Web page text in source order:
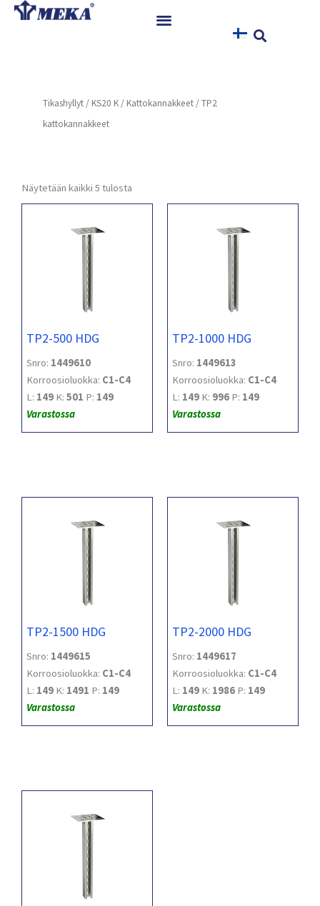
Siirry
Referenssit
Uutiset
Yhteystiedot
Tikashyllyt / KS20 K / Kattokannakkeet / TP2
kattokannakkeet
Näytetään kaikki 5 tulosta
TP2-500 HDG
Snro: 1449610
Korroosioluokka: C1-C4
L: 149 K: 501 P: 149
Varastossa
TP2-1000 HDG
Snro: 1449613
Korroosioluokka: C1-C4
L: 149 K: 996 P: 149
Varastossa
TP2-1500 HDG
Snro: 1449615
Korroosioluokka: C1-C4
L: 149 K: 1491 P: 149
Varastossa
TP2-2000 HDG
Snro: 1449617
Korroosioluokka: C1-C4
L: 149 K: 1986 P: 149
Varastossa